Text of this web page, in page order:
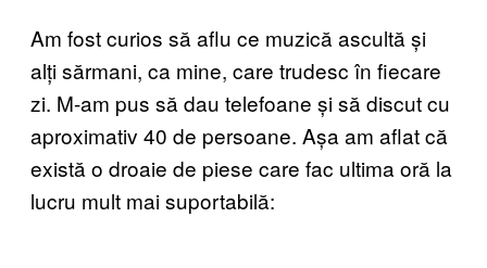
Am fost curios să aflu ce muzică ascultă și
alți sărmani, ca mine, care trudesc în fiecare
zi. M-am pus să dau telefoane și să discut cu
aproximativ 40 de persoane. Așa am aflat că
există o droaie de piese care fac ultima oră la
lucru mult mai suportabilă: